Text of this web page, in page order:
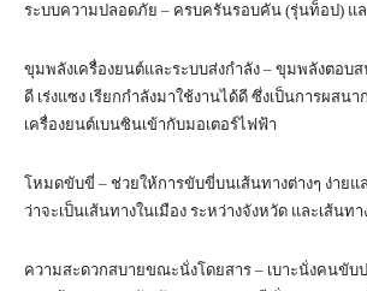
ระบบความปลอดภัย – ครบครันรอบคัน (รุ่นท็อป) แ
ขุมพลังเครื่องยนต์และระบบส่งกำลัง – ขุมพลังตอบส
ดี เร่งแซง เรียกกำลังมาใช้งานได้ดี ซึ่งเป็นการผสนา
เครื่องยนต์เบนซินเข้ากับมอเตอร์ไฟฟ้า
โหมดขับขี่ – ช่วยให้การขับขี่บนเส้นทางต่างๆ ง่าย
ว่าจะเป็นเส้นทางในเมือง ระหว่างจังหวัด และเส้นท
ความสะดวกสบายขณะนั่งโดยสาร – เบาะนั่งคนขับ